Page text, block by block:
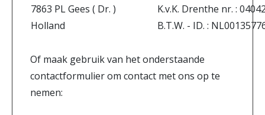
7863 PL Gees ( Dr. )
Holland
K.v.K. Drenthe nr. :
B.T.W. - ID. :
Of maak gebruik van het onderstaande
contactformulier om contact met ons op te
nemen: